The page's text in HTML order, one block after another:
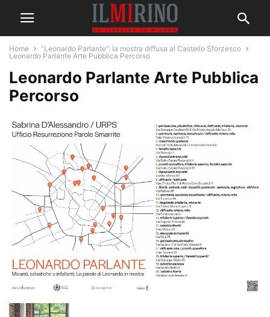
Home
“Leonardo Parlante”: la mostra diffusa al Castello Sforzesco
Leonardo Parlante Arte Pubblica Percorso
Leonardo Parlante Arte Pubblica
Percorso